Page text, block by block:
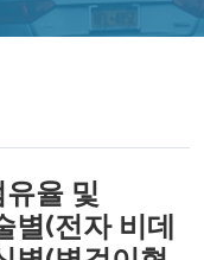
율 및
별(전자 비데